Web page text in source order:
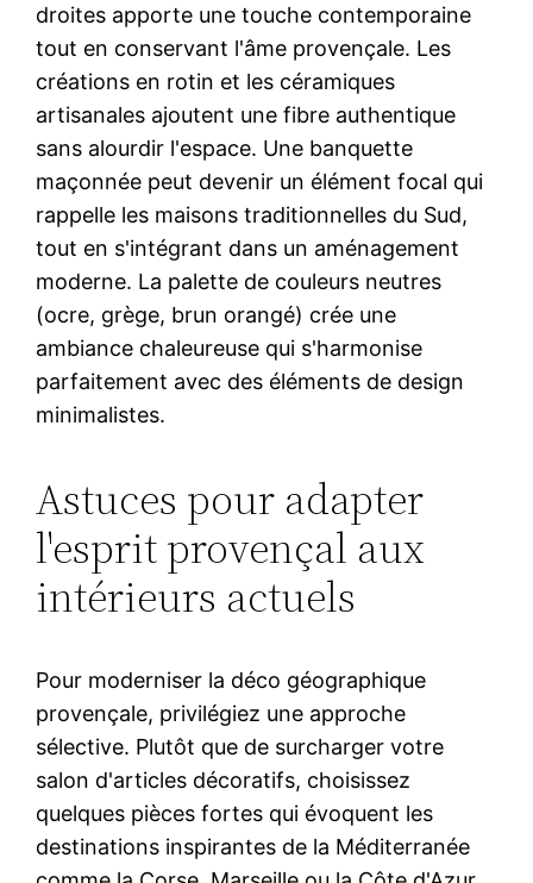
droites apporte une touche contemporaine
tout en conservant l'âme provençale. Les
créations en rotin et les céramiques
artisanales ajoutent une fibre authentique
sans alourdir l'espace. Une banquette
maçonnée peut devenir un élément focal qui
rappelle les maisons traditionnelles du Sud,
tout en s'intégrant dans un aménagement
moderne. La palette de couleurs neutres
(ocre, grège, brun orangé) crée une
ambiance chaleureuse qui s'harmonise
parfaitement avec des éléments de design
minimalistes.
Astuces pour adapter
l'esprit provençal aux
intérieurs actuels
Pour moderniser la déco géographique
provençale, privilégiez une approche
sélective. Plutôt que de surcharger votre
salon d'articles décoratifs, choisissez
quelques pièces fortes qui évoquent les
destinations inspirantes de la Méditerranée